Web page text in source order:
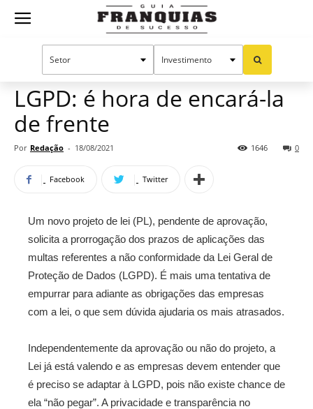
Guia
Manual do sucesso
LGPD: é hora de encará-la
de frente
Por Redação - 18/08/2021 0
1646
Facebook Twitter
Um novo projeto de lei (PL), pendente de aprovação,
solicita a prorrogação dos prazos de aplicações das
multas referentes a não conformidade da Lei Geral de
Proteção de Dados (LGPD). É mais uma tentativa de
empurrar para adiante as obrigações das empresas
com a lei, o que sem dúvida ajudaria os mais atrasados.
Independentemente da aprovação ou não do projeto, a
Lei já está valendo e as empresas devem entender que
é preciso se adaptar à LGPD, pois não existe chance de
ela “não pegar”. A privacidade e transparência no